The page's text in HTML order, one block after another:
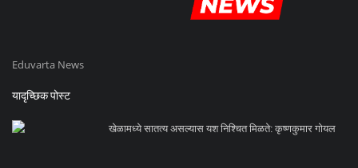
Eduvarta News
यादृच्छिक पोस्ट
खेळामध्ये सातत्य असल्यास यश निश्चित मिळते: कृष्णकुमार गोयल